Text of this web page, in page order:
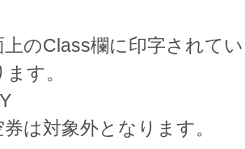
上のClass欄に印字されて
す。
は対象外となります。